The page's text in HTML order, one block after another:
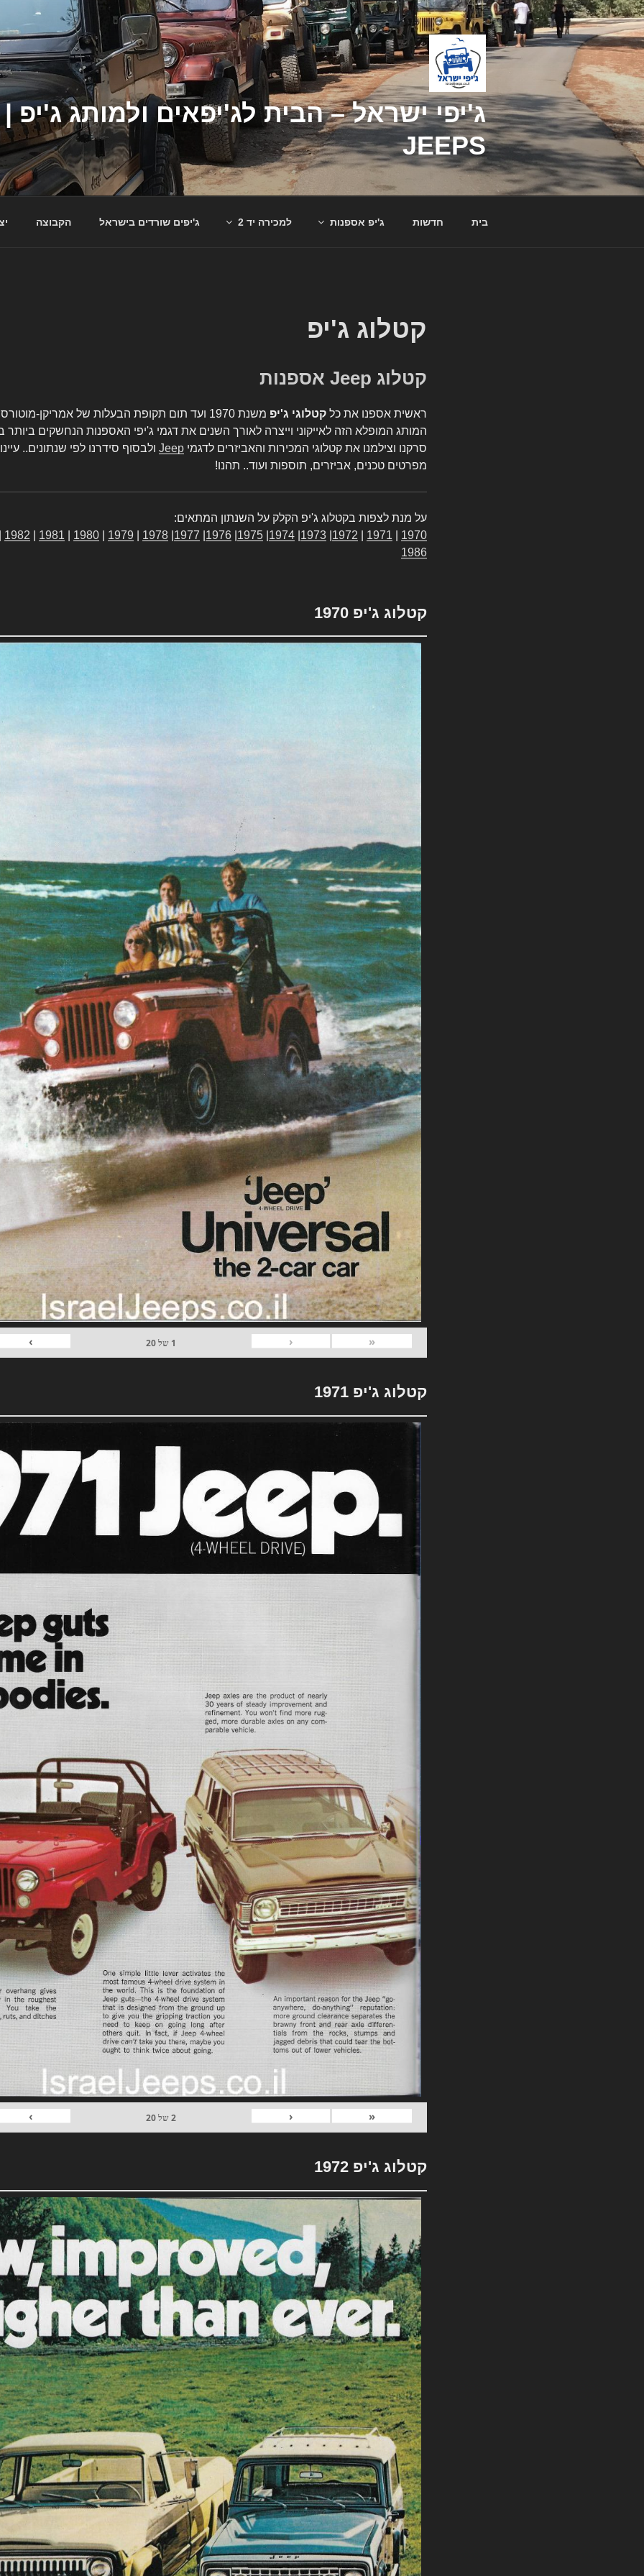
דילוג
לתוכן
JEEPS
בית חדשות ג'יפ אספנות למכירה יד 2 ג'יפים שורדים בישראל הקבוצה
קטלוג ג'יפ
קטלוג Jeep אספנות
ראשית אספנו את כל קטלוגי ג'יפ
משנת 1970 ועד תום תקופת הבעלות של אמריקן-
המותג המופלא הזה לאייקוני וייצרה לאורך השנים את דגמי ג'יפי האספנות הנחשקים
סרקנו וצילמנו את קטלוגי המכירות והאביזרים לדגמי Jeep ולבסוף סידרנו לפי שנתונים..
מפרטים טכנים, אביזרים, תוספות ועוד.. תהנו!
על מנת לצפות בקטלוג ג'יפ הקלק על השנתון המתאים:
1970
1971
1972
1973
1974
1975
1976
1977
1978
1979
1980
1981
1982
1986
קטלוג ג'יפ 1970
«
‹
1 של20
›
קטלוג ג'יפ 1971
«
‹
2של20
›
קטלוג ג'יפ 1972